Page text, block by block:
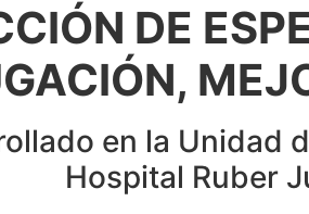
DE
en la Unidad
Hospital Ruber